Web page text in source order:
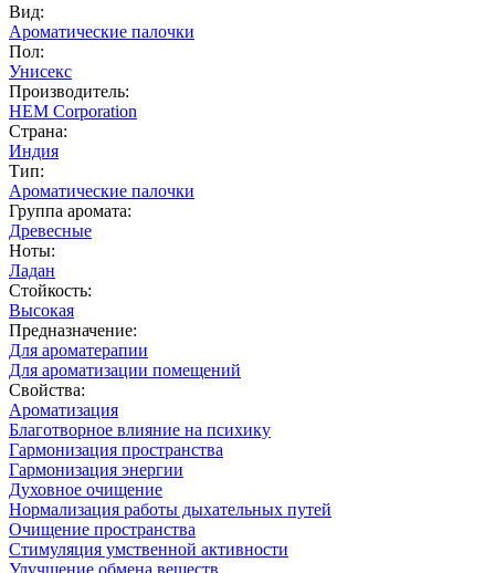
Вид:
Ароматические палочки
Пол:
Унисекс
Производитель:
HEM Corporation
Страна:
Индия
Тип:
Ароматические палочки
Группа аромата:
Древесные
Ноты:
Ладан
Стойкость:
Высокая
Предназначение:
Для ароматерапии
Для ароматизации помещений
Свойства:
Ароматизация
Благотворное влияние на психику
Гармонизация пространства
Гармонизация энергии
Духовное очищение
Нормализация работы дыхательных путей
Очищение пространства
Стимуляция умственной активности
Улучшение обмена веществ